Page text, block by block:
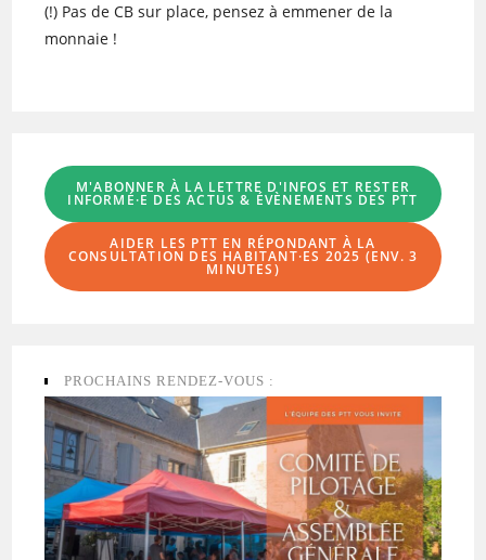
(!) Pas de CB sur place, pensez à emmener de la
monnaie !
M'ABONNER À LA LETTRE D'INFOS ET RESTER
INFORMÉ·E DES ACTUS & ÉVÈNEMENTS DES PTT
AIDER LES PTT EN RÉPONDANT À LA
CONSULTATION DES HABITANT·ES 2025 (ENV. 3
MINUTES)
PROCHAINS RENDEZ-VOUS :